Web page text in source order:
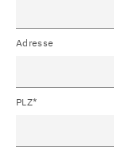
Adresse
PLZ*